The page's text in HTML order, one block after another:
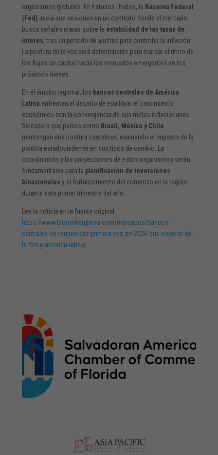
organismos globales. En Estados Unidos, la Reserva Federal
(Fed) inicia sus sesiones en un contexto donde el mercado
busca señales claras sobre la estabilidad de las tasas de
interés, tras un periodo de ajustes para controlar la inflación.
La postura de la Fed será determinante para marcar el ritmo de
los flujos de capital hacia los mercados emergentes en los
próximos meses.
En el ámbito regional, los bancos centrales de América
Latina enfrentan el desafío de equilibrar el crecimiento
económico con la convergencia de sus metas inflacionarias.
Se espera que países como Brasil, México y Chile
mantengan una postura cautelosa, evaluando el impacto de la
política estadounidense en sus tipos de cambio. La
coordinación y las proyecciones de estos organismos serán
fundamentales para la planificación de inversiones
binacionales y el fortalecimiento del comercio en la región
durante este primer trimestre del año.
Lee la noticia en la fuente original:
https://www.bloomberglinea.com/mercados/bancos-
centrales-se-reunen-por-primera-vez-en-2026-que-esperar-de-
la-fed-y-america-latina/